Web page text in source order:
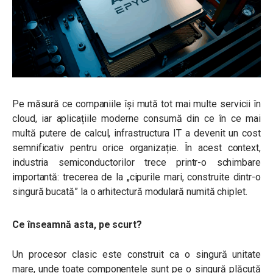
Pe măsură ce companiile își mută tot mai multe servicii în
cloud, iar aplicațiile moderne consumă din ce în ce mai
multă putere de calcul, infrastructura IT a devenit un cost
semnificativ pentru orice organizație. În acest context,
industria semiconductorilor trece printr-o schimbare
importantă: trecerea de la „cipurile mari, construite dintr-o
singură bucată” la o arhitectură modulară numită chiplet.
Ce înseamnă asta, pe scurt?
Un procesor clasic este construit ca o singură unitate
mare, unde toate componentele sunt pe o singură plăcuță